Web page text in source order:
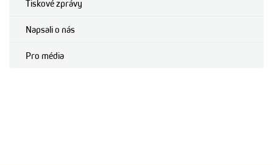
Tiskové zprávy
Napsali o nás
Pro média